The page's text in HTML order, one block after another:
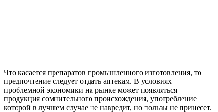
Что касается препаратов промышленного изготовления, то
предпочтение следует отдать аптекам. В условиях
проблемной экономики на рынке может появляться
продукция сомнительного происхождения, употребление
которой в лучшем случае не навредит, но пользы не принесет.